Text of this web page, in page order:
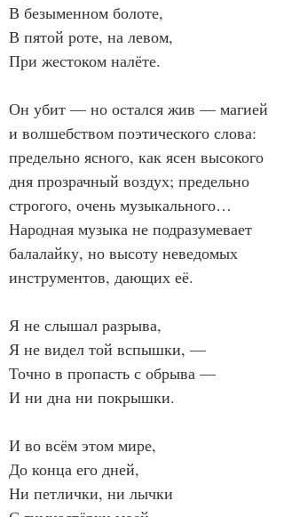
В безыменном болоте,
В пятой роте, на левом,
При жестоком налёте.
Он убит — но остался жив — магией
и волшебством поэтического слова:
предельно ясного, как ясен высокого
дня прозрачный воздух; предельно
строгого, очень музыкального…
Народная музыка не подразумевает
балалайку, но высоту неведомых
инструментов, дающих её.
Я не слышал разрыва,
Я не видел той вспышки, —
Точно в пропасть с обрыва —
И ни дна ни покрышки.
И во всём этом мире,
До конца его дней,
Ни петлички, ни лычки